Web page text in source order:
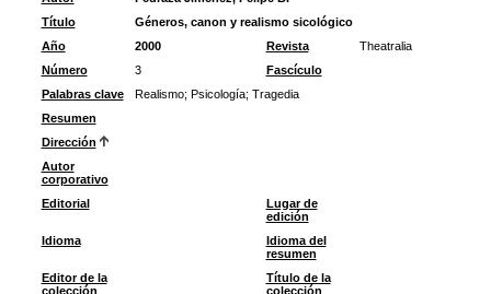
Título
Géneros, canon y realismo sicológico
Año
2000 Revista
Theatralia
Número
3
Fascículo
Palabras clave
Realismo; Psicología; Tragedia
Resumen
Dirección
Autor
corporativo
Editorial
Lugar de
edición
Idioma
Idioma del
resumen
Editor de la
colección
Título de la
colección